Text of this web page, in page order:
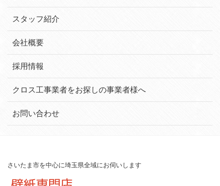
スタッフ紹介
会社概要
採用情報
クロス工事業者をお探しの事業者様へ
お問い合わせ
さいたま市を中心に埼玉県全域にお伺いします